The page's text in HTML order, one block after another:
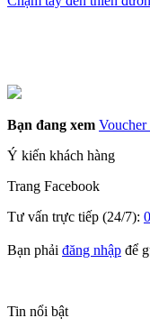
Bạn đang xem
Ý kiến khách hàng
Trang Facebook
Tư vấn trực tiếp (24/7):
Bạn phải đăng nhập để
Tin nổi bật